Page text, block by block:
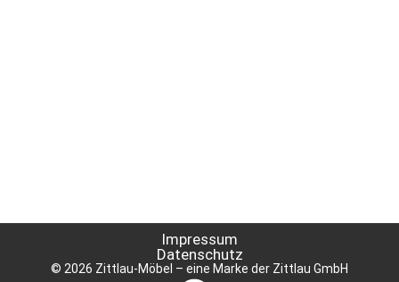
Impressum
Datenschutz
© 2026 Zittlau-Möbel – eine Marke der Zittlau GmbH